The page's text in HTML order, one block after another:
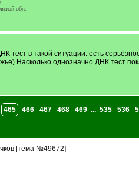
обл.
в такой ситуации: есть
однозначно ДНК тест
465 466 467 468 469 ... 535 536
[тема №49672]